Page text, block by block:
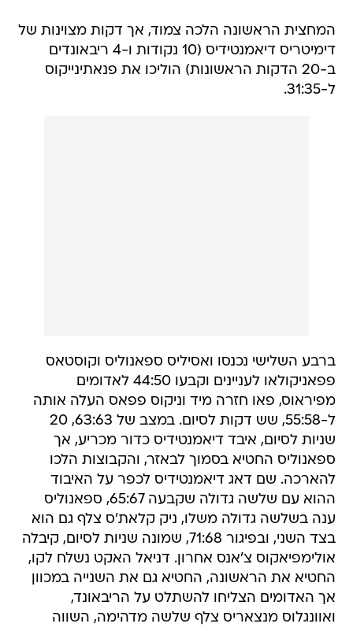
המחצית הראשונה הלכה צמוד, אך דקות מצוינות של
דימיטריס דיאמנטידיס (10 נקודות ו-4 ריבאונדים
ב-20 הדקות הראשונות) הוליכו את פנאתינייקוס
ל-31:35.
ברבע השלישי נכנסו ואסיליס ספאנוליס וקוסטאס
פפאניקולאו לעניינים וקבעו 44:50 לאדומים
מפיראוס, פאו חזרה מיד וניקוס פפאס העלה אותה
ל-55:58, שש דקות לסיום. במצב של 63:63, 20
שניות לסיום, איבד דיאמנטידיס כדור מכריע, אך
ספאנוליס החטיא בסמוך לבאזר, והקבוצות הלכו
להארכה. שם דאג דיאמנטידיס לכפר על האיבוד
ההוא עם שלשה גדולה שקבעה 65:67, ספאנוליס
ענה בשלשה גדולה משלו, ניק קלאת'ס צלף גם הוא
בצד השני, ובפיגור 71:68, שמונה שניות לסיום, קיבלה
אולימפיאקוס צ'אנס אחרון. דניאל האקט נשלח לקו,
החטיא את הראשונה, החטיא גם את השנייה במכוון
אך האדומים הצליחו להשתלט על הריבאונד,
ואוונגלוס מנצאריס צלף שלשה מדהימה, השווה